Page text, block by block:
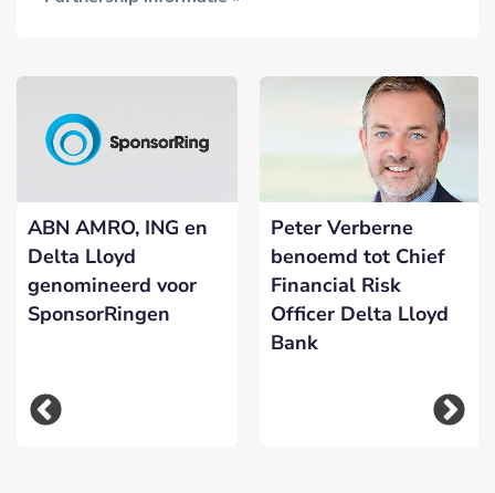
ABN AMRO, ING en
Delta Lloyd
genomineerd voor
SponsorRingen
Peter Verberne
benoemd tot Chief
Financial Risk
Officer Delta Lloyd
Bank